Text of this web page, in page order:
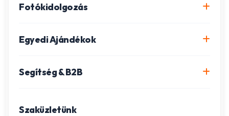
Fotókidolgozás
Igazolványkép készítés
Egyedi Ajándékok
Gravírozott ajándékok
Segítség & B2B
Szaküzletünk